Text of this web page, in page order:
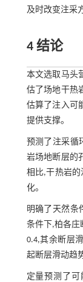
及时改变注采
4 结论
本文选取马头
估了场地干热
估算了注入可
提供支撑。
预测了注采循
岩场地断层的
相比,干热岩
化。
明确了天然条
条件下,柏各庄
0.4,其余断层
起断层滑动趋
定量预测了可